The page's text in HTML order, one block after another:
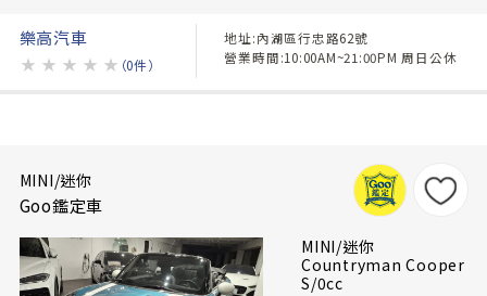
樂高汽車
★ ★ ★ ★ ★ （0件）
地址:內湖區行忠路62號
營業時間:10:00AM~21:00PM 周日公休
MINI/迷你
Goo鑑定車
MINI/迷你
Countryman Cooper
S/0cc